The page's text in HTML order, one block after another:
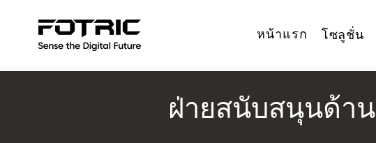
หน้าแรก โซลูชั่น
ฝ่ายสนับสนุนด้า